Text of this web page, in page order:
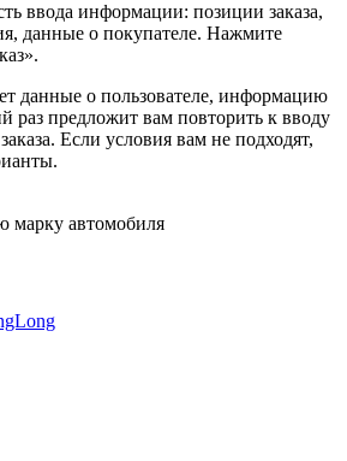
ввода информации: позиции заказа,
данные о покупателе. Нажмите
данные о пользователе, информацию
раз предложит вам повторить к вводу
Если условия вам не подходят,
марку автомобиля